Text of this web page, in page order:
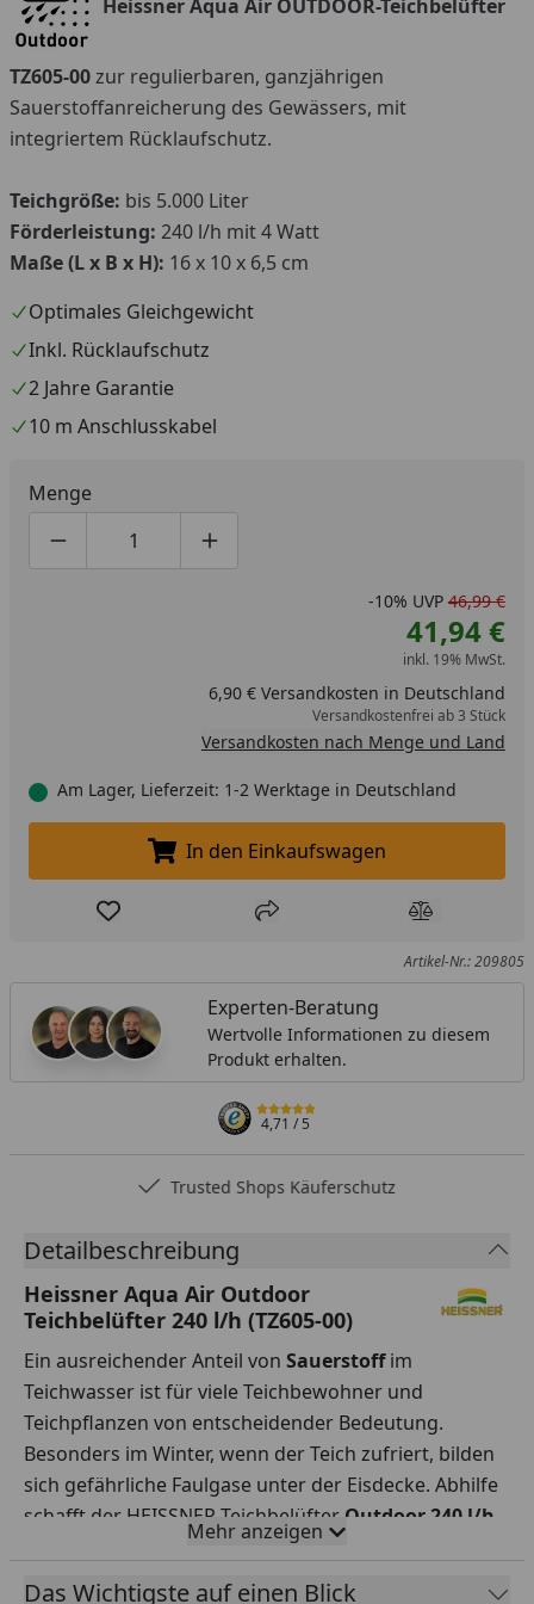
Heissner Aqua Air OUTDOOR-Teichbelüfter
TZ605-00zur regulierbaren, ganzjährigen
Sauerstoffanreicherung des Gewässers, mit
integriertem Rücklaufschutz.
Teichgröße: bis 5.000 Liter
Förderleistung: 240 l/h mit 4 Watt
Maße (L x B x H): 16 x 10 x 6,5 cm
Optimales Gleichgewicht
Inkl. Rücklaufschutz
2 Jahre Garantie
10 m Anschlusskabel
Menge
Produktmenge um eins verringern
Produktmenge manuell eingeben
Produktmenge um eins erhöhen
-10% UVP 46,99 €
41,94 €
inkl. 19% MwSt.
6,90 € Versandkosten in Deutschland
Versandkostenfrei ab 3 Stück
Versandkosten nach Menge und Land
Am Lager, Lieferzeit: 1-2 Werktage in Deutschland
In den Einkaufswagen legen
In den Einkaufswagen
Produkt zur Wunschliste hinzufügen
Teilen Produkt
Artikel-Nr.: 209805
Experten-Beratung
Wertvolle Informationen zu diesem
Produkt erhalten.
4,71/ 5
Trusted Shops Käuferschutz
Detailbeschreibung
Heissner Aqua Air Outdoor
Teichbelüfter 240 l/h (TZ605-00)
Ein ausreichender Anteil von Sauerstoffim
Teichwasser ist für viele Teichbewohner und
Teichpflanzen von entscheidender Bedeutung.
Besonders im Winter, wenn der Teich zufriert, bilden
sich gefährliche Faulgase unter der Eisdecke. Abhilfe
schafft der HEISSNER Teichbelüfter Outdoor 240 l/h
Er bringt Sauerstoff in den Teich und unterstützt den
Gasaustausch, so können die Faulgase entweichen. In
Mehr anzeigen
Das Wichtigste auf einen Blick